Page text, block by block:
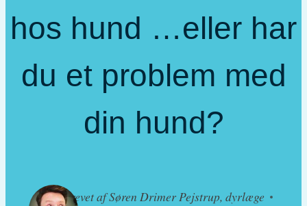
hos hund …eller har
du et problem med
din hund?
Skrevet afSøren Drimer Pejstrup, dyrlæge